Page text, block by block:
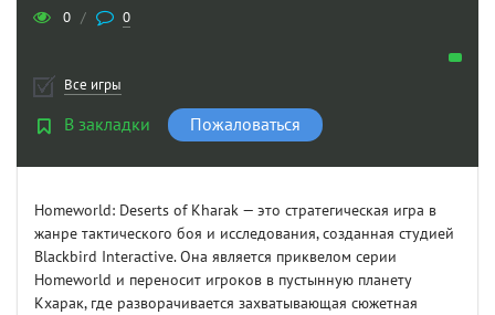
0 / 0
Все игры
В закладки Пожаловаться
Homeworld: Deserts of Kharak — это стратегическая игра в
жанре тактического боя и исследования, созданная студией
Blackbird Interactive. Она является приквелом серии
Homeworld и переносит игроков в пустынную планету
Кхарак, где разворачивается захватывающая сюжетная